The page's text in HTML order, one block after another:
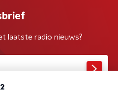
laatste radio nieuws?